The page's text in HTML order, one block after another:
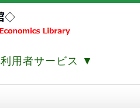
利用者サービス ▼